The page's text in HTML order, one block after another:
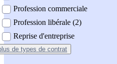
Profession commerciale
Profession libérale (2)
Reprise d'entreprise
de types de contrat